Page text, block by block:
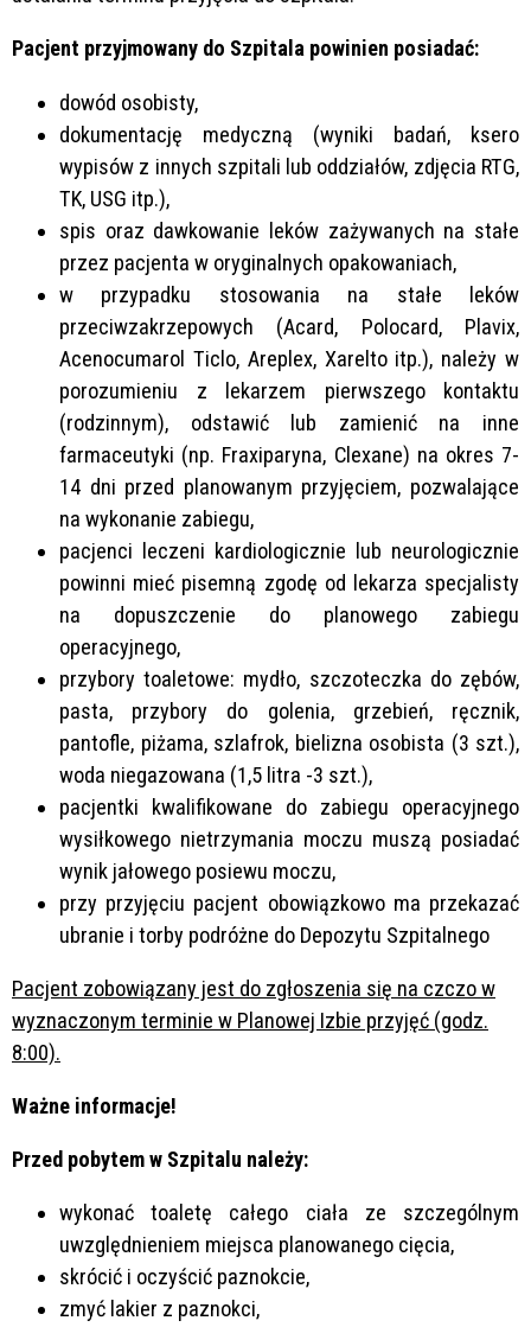
Pacjent przyjmowany do Szpitala powinien posiadać:
dowód osobisty,
dokumentację medyczną (wyniki badań, ksero
wypisów z innych szpitali lub oddziałów, zdjęcia RTG,
TK, USG itp.),
spis oraz dawkowanie leków zażywanych na stałe
przez pacjenta w oryginalnych opakowaniach,
w przypadku stosowania na stałe leków
przeciwzakrzepowych (Acard, Polocard, Plavix,
Acenocumarol Ticlo, Areplex, Xarelto itp.), należy w
porozumieniu z lekarzem pierwszego kontaktu
(rodzinnym), odstawić lub zamienić na inne
farmaceutyki (np. Fraxiparyna, Clexane) na okres 7-
14 dni przed planowanym przyjęciem, pozwalające
na wykonanie zabiegu,
pacjenci leczeni kardiologicznie lub neurologicznie
powinni mieć pisemną zgodę od lekarza specjalisty
na dopuszczenie do planowego zabiegu
operacyjnego,
przybory toaletowe: mydło, szczoteczka do zębów,
pasta, przybory do golenia, grzebień, ręcznik,
pantofle, piżama, szlafrok, bielizna osobista (3 szt.),
woda niegazowana (1,5 litra -3 szt.),
pacjentki kwalifikowane do zabiegu operacyjnego
wysiłkowego nietrzymania moczu muszą posiadać
wynik jałowego posiewu moczu,
przy przyjęciu pacjent obowiązkowo ma przekazać
ubranie i torby podróżne do Depozytu Szpitalnego
Pacjent zobowiązany jest do zgłoszenia się na czczo w
wyznaczonym terminie w Planowej Izbie przyjęć (godz.
8:00).
Ważne informacje!
Przed pobytem w Szpitalu należy:
wykonać toaletę całego ciała ze szczególnym
uwzględnieniem miejsca planowanego cięcia,
skrócić i oczyścić paznokcie,
zmyć lakier z paznokci,